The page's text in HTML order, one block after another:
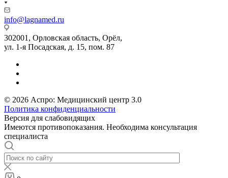
info@lagnamed.ru
302001, Орловская область, Орёл,
ул. 1-я Посадская, д. 15, пом. 87
© 2026 Аспро: Медицинский центр 3.0
Политика конфиденциальности
Версия для слабовидящих
Имеются противопоказания. Необходима консультация
специалиста